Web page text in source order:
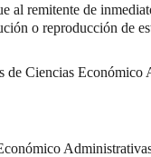
remitente de
o reproducción de
de Ciencias